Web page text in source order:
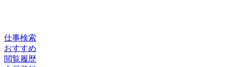
仕事検索
おすすめ
閲覧履歴